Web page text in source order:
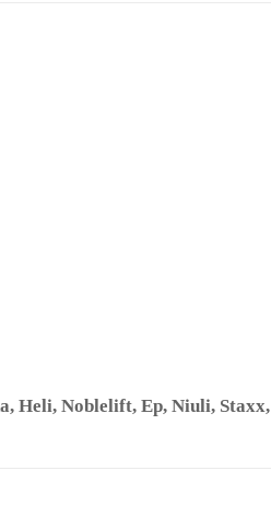
Heli, Noblelift, Ep, Niuli, Staxx,